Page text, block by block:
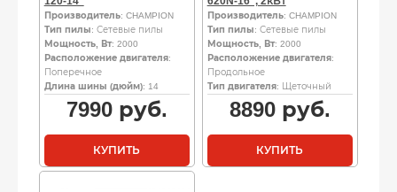
Производитель: CHAMPION
Тип пилы: Сетевые пилы
Мощность, Вт: 2000
Расположение двигателя:
Поперечное
Длина шины (дюйм): 14
7990руб.
КУПИТЬ
Производитель: CHAMPION
Тип пилы: Сетевые пилы
Мощность, Вт: 2000
Расположение двигателя:
Продольное
Тип двигателя: Щеточный
8890руб.
КУПИТЬ